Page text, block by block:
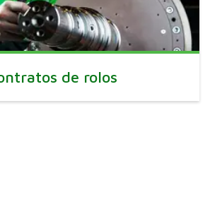
de rolos